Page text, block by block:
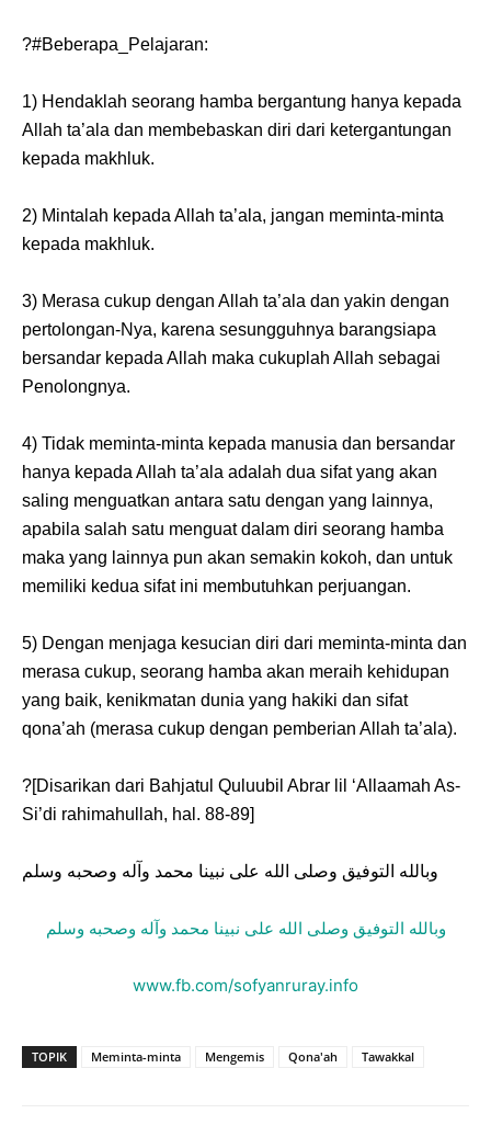
?#Beberapa_Pelajaran:
1) Hendaklah seorang hamba bergantung hanya kepada
Allah ta’ala dan membebaskan diri dari ketergantungan
kepada makhluk.
2) Mintalah kepada Allah ta’ala, jangan meminta-minta
kepada makhluk.
3) Merasa cukup dengan Allah ta’ala dan yakin dengan
pertolongan-Nya, karena sesungguhnya barangsiapa
bersandar kepada Allah maka cukuplah Allah sebagai
Penolongnya.
4) Tidak meminta-minta kepada manusia dan bersandar
hanya kepada Allah ta’ala adalah dua sifat yang akan
saling menguatkan antara satu dengan yang lainnya,
apabila salah satu menguat dalam diri seorang hamba
maka yang lainnya pun akan semakin kokoh, dan untuk
memiliki kedua sifat ini membutuhkan perjuangan.
5) Dengan menjaga kesucian diri dari meminta-minta dan
merasa cukup, seorang hamba akan meraih kehidupan
yang baik, kenikmatan dunia yang hakiki dan sifat
qona’ah (merasa cukup dengan pemberian Allah ta’ala).
?[Disarikan dari Bahjatul Quluubil Abrar lil ‘Allaamah As-
Si’di rahimahullah, hal. 88-89]
وبالله التوفيق وصلى الله على نبينا محمد وآله وصحبه وسلم
وبالله التوفيق وصلى الله على نبينا محمد وآله وصحبه وسلم
www.fb.com/sofyanruray.info
TOPIK Meminta-minta Mengemis Qona'ah Tawakkal